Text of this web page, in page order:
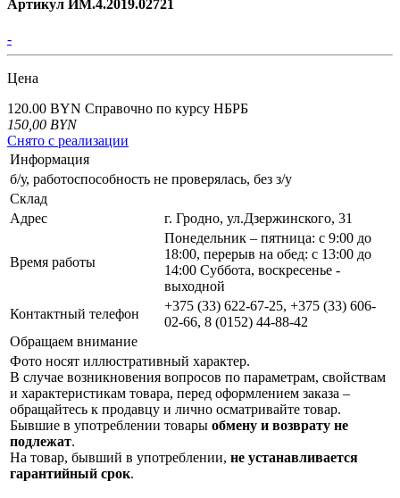
Артикул ИМ.4.2019.02721
-
Цена
120.00 BYN Справочно по курсу НБРБ
150,00 BYN
Снято с реализации
Информация
б/у, работоспособность не проверялась, без з/у
Склад
Адрес
г. Гродно, ул.Дзержинского, 31
Время работы
Понедельник – пятница: с 9:00 до
18:00, перерыв на обед: с 13:00 до
14:00 Суббота, воскресенье -
выходной
Контактный телефон
+375 (33) 622-67-25, +375 (33) 606-
02-66, 8 (0152) 44-88-42
Обращаем внимание
Фото носят иллюстративный характер.
В случае возникновения вопросов по параметрам, свойствам
и характеристикам товара, перед оформлением заказа –
обращайтесь к продавцу и лично осматривайте товар.
Бывшие в употреблении товары обмену и возврату не
подлежат.
На товар, бывший в употреблении, не устанавливается
гарантийный срок.